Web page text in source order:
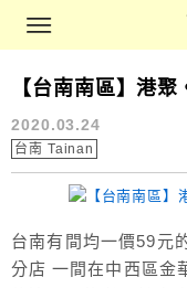
ㄚ兔到
Main Menu
台南宵夜
【台南南區】港
2020.03.24
台南 Tainan
台南有間均一價59元
分店 一間在中西區金